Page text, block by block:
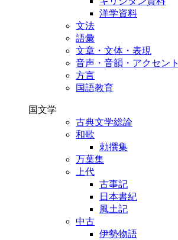
洋学資料
文法
語彙
文章・文体・表現
音声・音韻・アクセント
方言
国語教育
国文学
古典文学総論
和歌
勅撰集
万葉集
上代
古事記
日本書紀
風土記
中古
伊勢物語